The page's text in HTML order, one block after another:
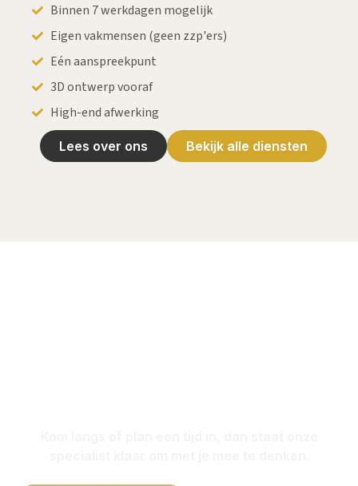
Binnen 7 werkdagen mogelijk
Eigen vakmensen (geen zzp'ers)
Eén aanspreekpunt
3D ontwerp vooraf
High-end afwerking
Lees over ons Bekijk alle diensten